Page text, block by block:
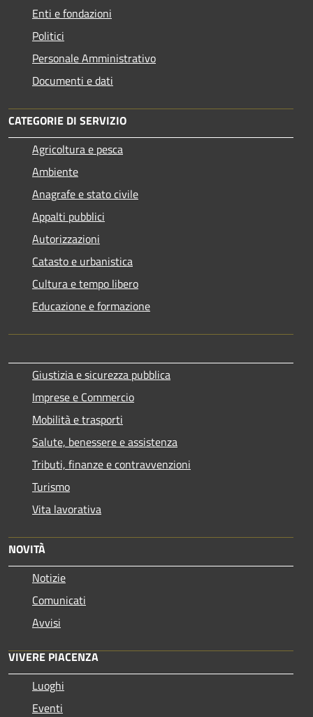
Enti e fondazioni
Politici
Personale Amministrativo
Documenti e dati
CATEGORIE DI SERVIZIO
Agricoltura e pesca
Ambiente
Anagrafe e stato civile
Appalti pubblici
Autorizzazioni
Catasto e urbanistica
Cultura e tempo libero
Educazione e formazione
Giustizia e sicurezza pubblica
Imprese e Commercio
Mobilità e trasporti
Salute, benessere e assistenza
Tributi, finanze e contravvenzioni
Turismo
Vita lavorativa
NOVITÀ
Notizie
Comunicati
Avvisi
VIVERE PIACENZA
Luoghi
Eventi